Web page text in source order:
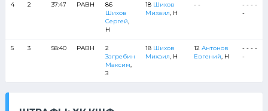
4 2 37:47 РАВН
86
Шихов
Сергей,
Н
18 Шихов
Михаил, Н
- -
- - - -
-
5 3 58:40 РАВН
2
Загребин
Максим,
З
18 Шихов
Михаил, Н
12 Антонов
Евгений, Н
- - - -
-